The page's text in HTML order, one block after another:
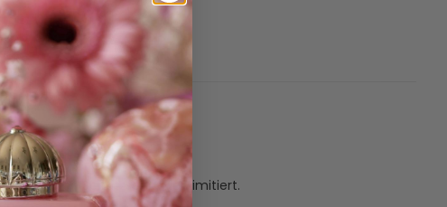
Schutzschichten imitiert.